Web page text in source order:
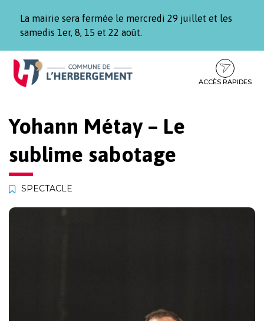
La mairie sera fermée le mercredi 29 juillet et les
samedis 1er, 8, 15 et 22 août.
Aller
Aller
contenu
Aller
pied
ACCÈS RAPIDES
Yohann Métay – Le
sublime sabotage
SPECTACLE